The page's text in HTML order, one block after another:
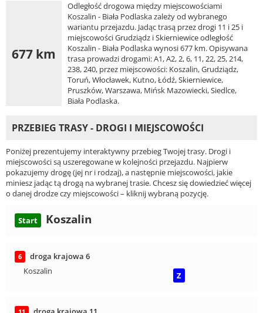
677 km
Odległość drogowa między miejscowościami
Koszalin - Biała Podlaska zależy od wybranego
wariantu przejazdu. Jadąc trasą przez drogi 11 i 25 i
miejscowości Grudziądz i Skierniewice odległość
Koszalin - Biała Podlaska wynosi 677 km. Opisywana
trasa prowadzi drogami: A1, A2, 2, 6, 11, 22, 25, 214,
238, 240, przez miejscowości: Koszalin, Grudziądz,
Toruń, Włocławek, Kutno, Łódź, Skierniewice,
Pruszków, Warszawa, Mińsk Mazowiecki, Siedlce,
Biała Podlaska.
PRZEBIEG TRASY - DROGI I MIEJSCOWOŚCI
Poniżej prezentujemy interaktywny przebieg Twojej trasy. Drogi i
miejscowości są uszeregowane w kolejności przejazdu. Najpierw
pokazujemy drogę (jej nr i rodzaj), a następnie miejscowości, jakie
miniesz jadąc tą drogą na wybranej trasie. Chcesz się dowiedzieć więcej
o danej drodze czy miejscowości – kliknij wybraną pozycję.
Start Koszalin
6
droga krajowa 6
Koszalin
Z